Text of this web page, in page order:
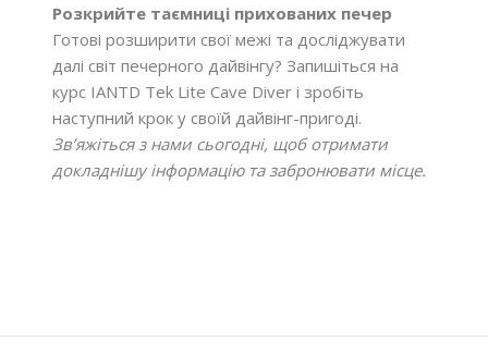
Розкрийте таємниці прихованих печер
Готові розширити свої межі та досліджувати
далі світ печерного дайвінгу? Запишіться на
курс IANTD Tek Lite Cave Diver і зробіть
наступний крок у своїй дайвінг-пригоді.
Зв’яжіться з нами сьогодні, щоб отримати
докладнішу інформацію та забронювати місце.